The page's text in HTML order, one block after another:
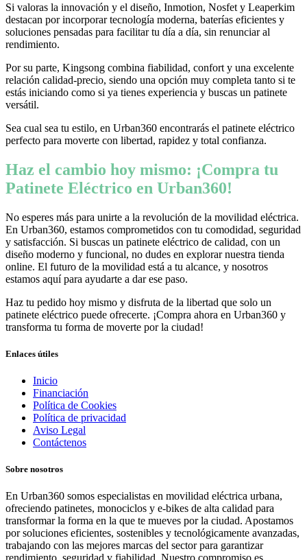
Si valoras la innovación y el diseño, Inmotion, Nosfet y Leaperkim
destacan por incorporar tecnología moderna, baterías eficientes y
soluciones pensadas para facilitar tu día a día, sin renunciar al
rendimiento.
Por su parte, Kingsong combina fiabilidad, confort y una excelente
relación calidad-precio, siendo una opción muy completa tanto si te
estás iniciando como si ya tienes experiencia y buscas un patinete
versátil.
Sea cual sea tu estilo, en Urban360 encontrarás el patinete eléctrico
perfecto para moverte con libertad, rapidez y total confianza.
Haz el cambio hoy mismo: ¡Compra tu
Patinete Eléctrico en Urban360!
No esperes más para unirte a la revolución de la movilidad eléctrica.
En Urban360, estamos comprometidos con tu comodidad, seguridad
y satisfacción. Si buscas un patinete eléctrico de calidad, con un
diseño moderno y funcional, no dudes en explorar nuestra tienda
online. El futuro de la movilidad está a tu alcance, y nosotros
estamos aquí para ayudarte a dar ese paso.
Haz tu pedido hoy mismo y disfruta de la libertad que solo un
patinete eléctrico puede ofrecerte. ¡Compra ahora en Urban360 y
transforma tu forma de moverte por la ciudad!
Enlaces útiles
Inicio
Financiación
Política de Cookies
Política de privacidad
Aviso Legal
Contáctenos
Sobre nosotros
En Urban360 somos especialistas en movilidad eléctrica urbana,
ofreciendo patinetes, monociclos y e-bikes de alta calidad para
transformar la forma en la que te mueves por la ciudad. Apostamos
por soluciones eficientes, sostenibles y tecnológicamente avanzadas,
trabajando con las mejores marcas del sector para garantizar